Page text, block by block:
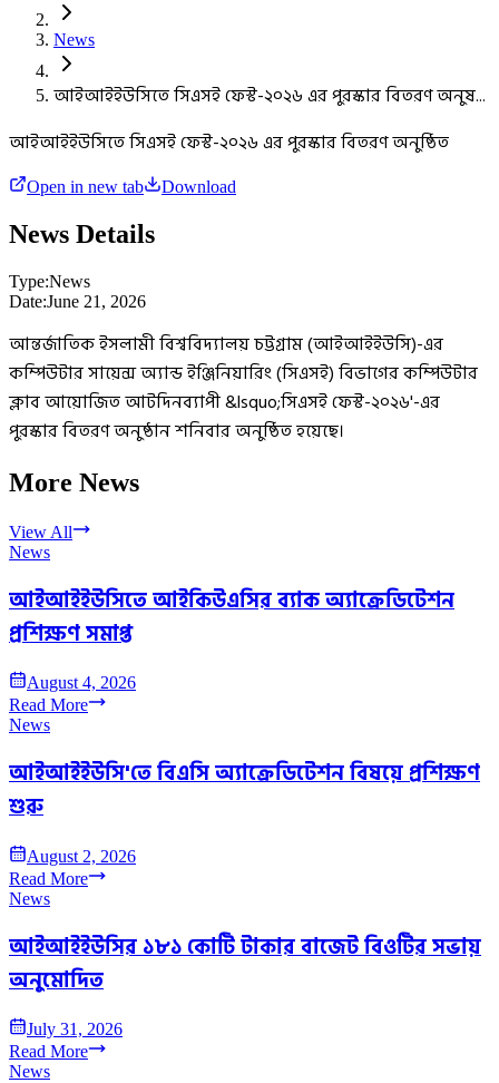
News
আইআইইউসিতে সিএসই ফেস্ট-২০২৬ এর পুরস্কার বিতরণ অনুষ...
আইআইইউসিতে সিএসই ফেস্ট-২০২৬ এর পুরস্কার বিতরণ অনুষ্ঠিত
Open in new tab Download
News Details
Type:News
Date:June 21, 2026
আন্তর্জাতিক ইসলামী বিশ্ববিদ্যালয় চট্টগ্রাম (আইআইইউসি)-এর
কম্পিউটার সায়েন্স অ্যান্ড ইঞ্জিনিয়ারিং (সিএসই) বিভাগের কম্পিউটার
ক্লাব আয়োজিত আটদিনব্যাপী &lsquo;সিএসই ফেস্ট-২০২৬'-এর
পুরস্কার বিতরণ অনুষ্ঠান শনিবার অনুষ্ঠিত হয়েছে।
More News
View All
News
আইআইইউসিতে আইকিউএসির ব্যাক অ্যাক্রেডিটেশন
প্রশিক্ষণ সমাপ্ত
August 4, 2026
Read More
News
আইআইইউসি'তে বিএসি অ্যাক্রেডিটেশন বিষয়ে প্রশিক্ষণ
শুরু
August 2, 2026
Read More
News
আইআইইউসির ১৮১ কোটি টাকার বাজেট বিওটির সভায়
অনুমোদিত
July 31, 2026
Read More
News